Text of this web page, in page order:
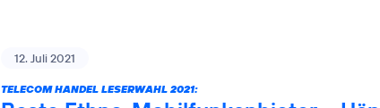
12. Juli 2021
TELECOM HANDEL LESERWAHL 2021: